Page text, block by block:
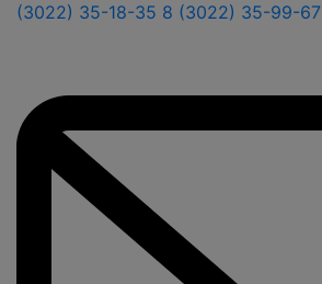
(3022) 35-18-35 8 (3022) 35-99-67